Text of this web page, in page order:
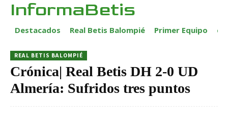
InformaBetis
Destacados Real Betis Balompié Primer Equipo
REAL BETIS BALOMPIÉ
Crónica| Real Betis DH 2-0 UD
Almería: Sufridos tres puntos